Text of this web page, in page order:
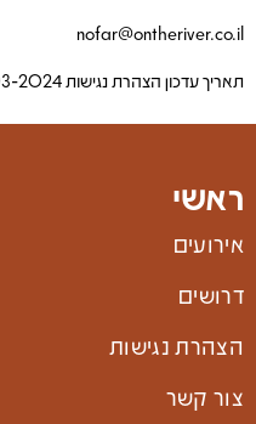
nofar@ontheriver.co.il
תאריך עדכון הצהרת נגישות 03-03-2024
ראשי
אירועים
דרושים
הצהרת נגישות
צור קשר